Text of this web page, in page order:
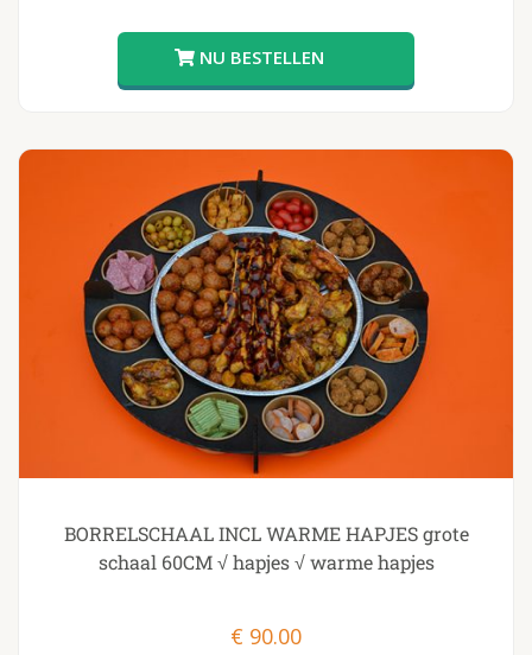
BORRELSCHAAL INCL WARME HAPJES grote
schaal 60CM √ hapjes √ warme hapjes
€ 90.00